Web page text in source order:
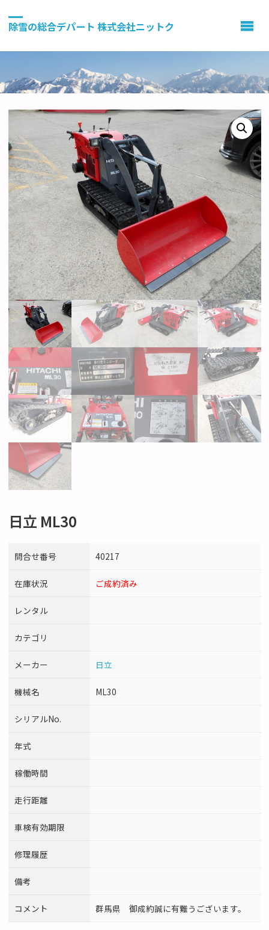
除雪の総合デパート 株式会社ニットク
日立 ML30
問合せ番号 40217
在庫状況 ご成約済み
レンタル
カテゴリ
メーカー 日立
機械名 ML30
シリアルNo.
年式
稼働時間
走行距離
車検有効期限
修理履歴
備考
コメント 群馬県 御成約誠に有難うございます。